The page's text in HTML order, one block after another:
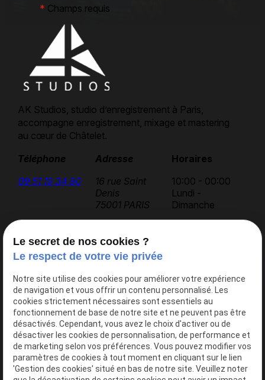
* Champs requis
AK Studios, studio d’enregistrement à Paris,
accompagne enregistrement, mixage et mastering
au cœur de Châtelet.
Téléphone
09 51 19 34 90
Adresse
16 rue Saint
Denis
75001 PARIS
Horaires
10:00 - 00:00
Lundi -
Dimanche
Accueil
Actualités
Contact
Nos services
Studio 1
Studio 2
Le secret de nos cookies ?
Le respect de votre vie privée
Notre site utilise des cookies pour améliorer votre expérience
de navigation et vous offrir un contenu personnalisé. Les
cookies strictement nécessaires sont essentiels au
fonctionnement de base de notre site et ne peuvent pas être
désactivés. Cependant, vous avez le choix d'activer ou de
désactiver les cookies de personnalisation, de performance et
de marketing selon vos préférences. Vous pouvez modifier vos
paramètres de cookies à tout moment en cliquant sur le lien
'Gestion des cookies' situé en bas de notre site. Veuillez noter